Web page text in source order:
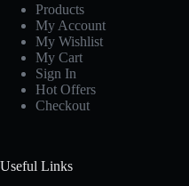
Products
My Account
My Wishlist
My Cart
Sign In
Hot Offers
Checkout
Useful Links